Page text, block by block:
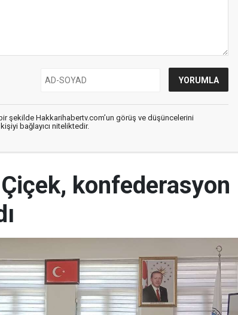
şekilde Hakkarihabertv.com’un görüş ve düşüncelerini
bağlayıcı niteliktedir.
konfederasyon